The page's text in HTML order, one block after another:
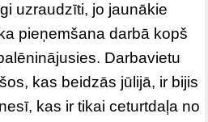
uzraudzīti, jo jaunākie
pieņemšana darbā kopš
Darbavietu
kas beidzās jūlijā, ir bijis
kas ir tikai ceturtdaļa no